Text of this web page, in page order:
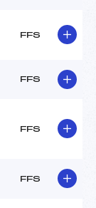
FFS
FFS
FFS
FFS